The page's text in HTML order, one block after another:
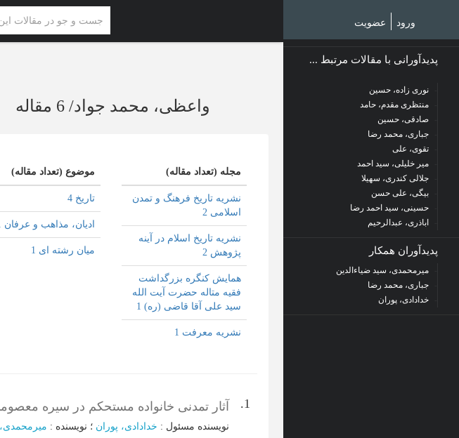
ورود عضویت
پدیدآورانی با مقالات مرتبط ...
نوری زاده، حسین
منتظری مقدم، حامد
صادقی، حسین
جباری، محمد رضا
تقوی، علی
میر خلیلی، سید احمد
جلالی کندری، سهیلا
بیگی، علی حسن
حسینی، سید احمد رضا
اباذری، عبدالرحیم
پدیدآوران همکار
میرمحمدی، سید ضیاءالدین
جباری، محمد رضا
خدادادی، پوران
واعظی، محمد جواد/6 مقاله
مجله (تعداد مقاله)
نشریه تاریخ فرهنگ و تمدن
اسلامی 2
نشریه تاریخ اسلام در آینه
پژوهش 2
همایش کنگره بزرگداشت
فقیه متاله حضرت آیت الله
سید علی آقا قاضی (ره) 1
نشریه معرفت 1
موضوع (تعداد مقاله)
تاریخ 4
ادیان، مذاهب و عرفان 1
میان رشته ای 1
1. آثار تمدنی خانواده مستحکم در سیره
نویسنده مسئول : خدادادی، پوران ؛ نویسنده :